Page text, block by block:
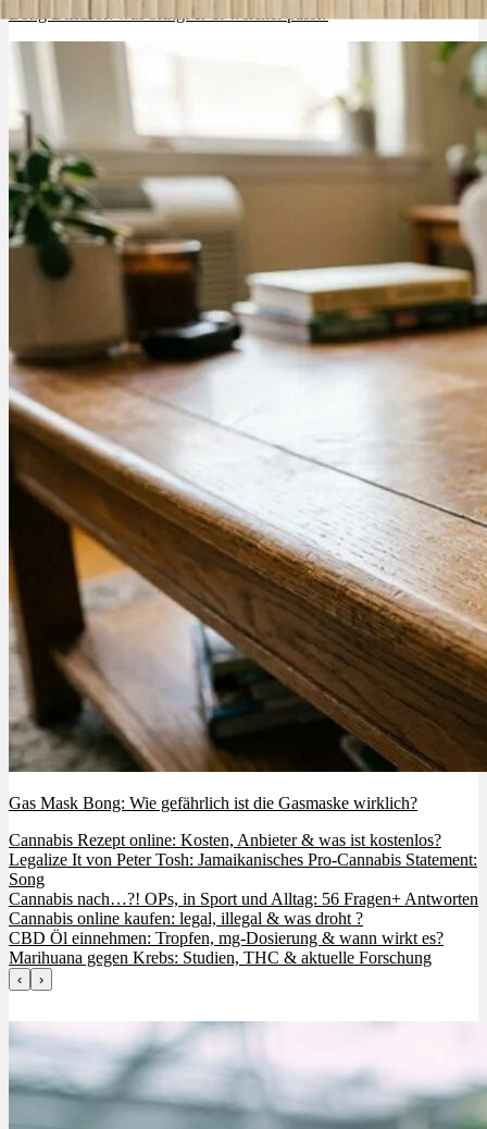
Gas Mask Bong: Wie gefährlich ist die Gasmaske wirklich?
Cannabis Rezept online: Kosten, Anbieter & was ist kostenlos?
Legalize It von Peter Tosh: Jamaikanisches Pro-Cannabis Statement:
Song
Cannabis nach…?! OPs, in Sport und Alltag: 56 Fragen+ Antworten
Cannabis online kaufen: legal, illegal & was droht ?
CBD Öl einnehmen: Tropfen, mg-Dosierung & wann wirkt es?
Marihuana gegen Krebs: Studien, THC & aktuelle Forschung
‹ ›